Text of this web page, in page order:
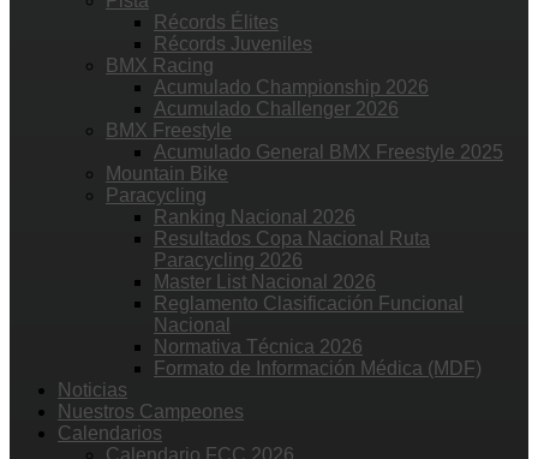
Récords Élites
Récords Juveniles
BMX Racing
Acumulado Championship 2026
Acumulado Challenger 2026
BMX Freestyle
Acumulado General BMX Freestyle 2025
Mountain Bike
Paracycling
Ranking Nacional 2026
Resultados Copa Nacional Ruta
Paracycling 2026
Master List Nacional 2026
Reglamento Clasificación Funcional
Nacional
Normativa Técnica 2026
Formato de Información Médica (MDF)
Noticias
Nuestros Campeones
Calendarios
Calendario FCC 2026